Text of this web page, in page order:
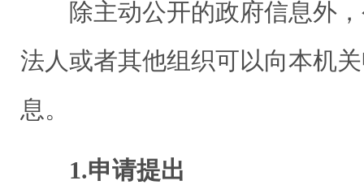
除主动公开的政府信息外，
法人或者其他组织可以向本机
息。
1.申请提出